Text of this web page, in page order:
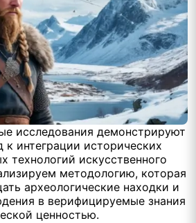
исследования демонстрируют
к интеграции исторических
технологий искусственного
методологию, которая
археологические находки и
в верифицируемые знания
ценностью.